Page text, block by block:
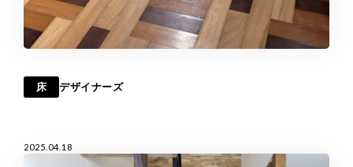
床 デザイナーズ
2025.04.18